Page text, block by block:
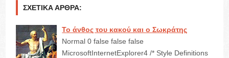
ΣΧΕΤΙΚΆ ΆΡΘΡΑ:
Το άνθος του κακού και ο Σωκράτης
Normal 0 false false false
MicrosoftInternetExplorer4 /* Style Definitions